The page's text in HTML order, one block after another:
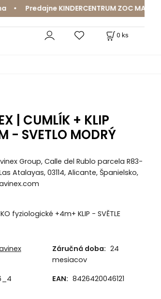
KINDERCENTRUM ZOC MAX a
0 ks
| CUMLÍK + KLIP
- SVETLO MODRÝ
Group, Calle del Rublo parcela R83-
Atalayas, 03114, Alicante, Španielsko,
fyziologické +4m+ KLIP - SVĚTLE
Záručná doba: 24
mesiacov
EAN: 8426420046121